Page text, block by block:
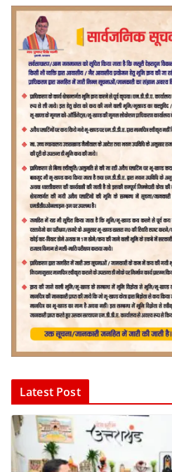
Latest Post